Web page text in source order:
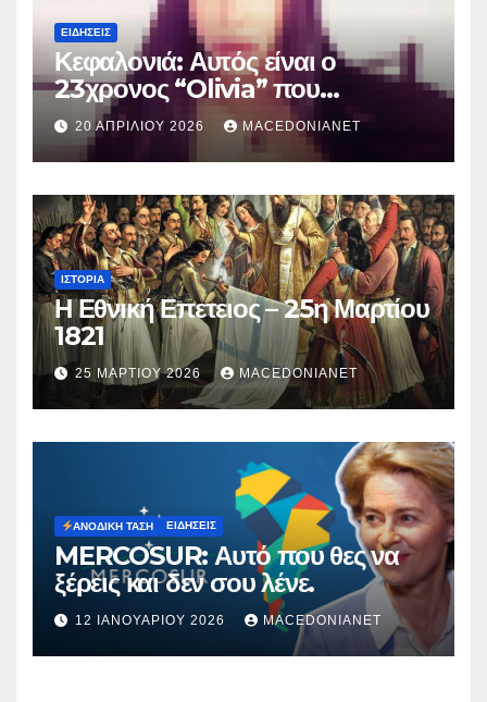
ΕΙΔΉΣΕΙΣ
Κεφαλονιά: Αυτός είναι ο
23χρονος “Olivia” που
κατηγορείται για τον θάνατο της
Μυρτούς
20 ΑΠΡΙΛΊΟΥ 2026 MACEDONIANET
ΙΣΤΟΡΊΑ
Η Εθνική Επετειος – 25η Μαρτίου
1821
25 ΜΑΡΤΊΟΥ 2026 MACEDONIANET
ΑΝΟΔΙΚΉ ΤΆΣΗ ΕΙΔΉΣΕΙΣ
MERCOSUR: Αυτό που θες να
ξέρεις και δεν σου λένε.
12 ΙΑΝΟΥΑΡΊΟΥ 2026 MACEDONIANET